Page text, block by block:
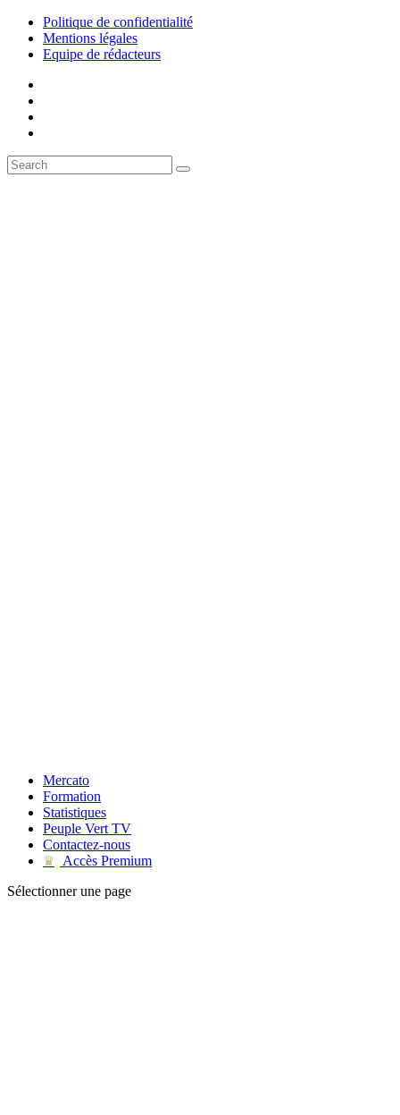
Politique de confidentialité
Mentions légales
Equipe de rédacteurs
Mercato
Formation
Statistiques
Peuple Vert TV
Contactez-nous
♛
Accès Premium
Sélectionner une page